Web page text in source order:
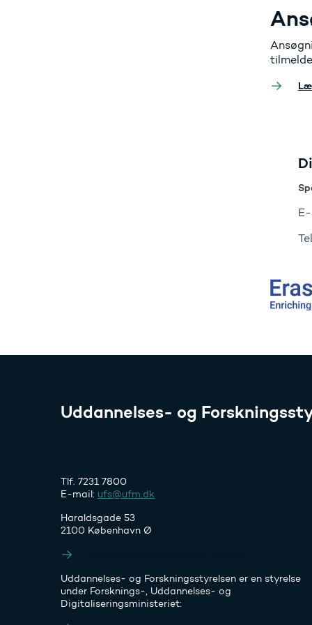
Uddannelses- og
Tlf. 7231 7800
E-mail: ufs@ufm.dk
Haraldsgade 53
2100 København Ø
Uddannelses- og Forskningsstyrelsen er en styrelse
under Forsknings-, Uddannelses- og
Digitaliseringsministeriet: